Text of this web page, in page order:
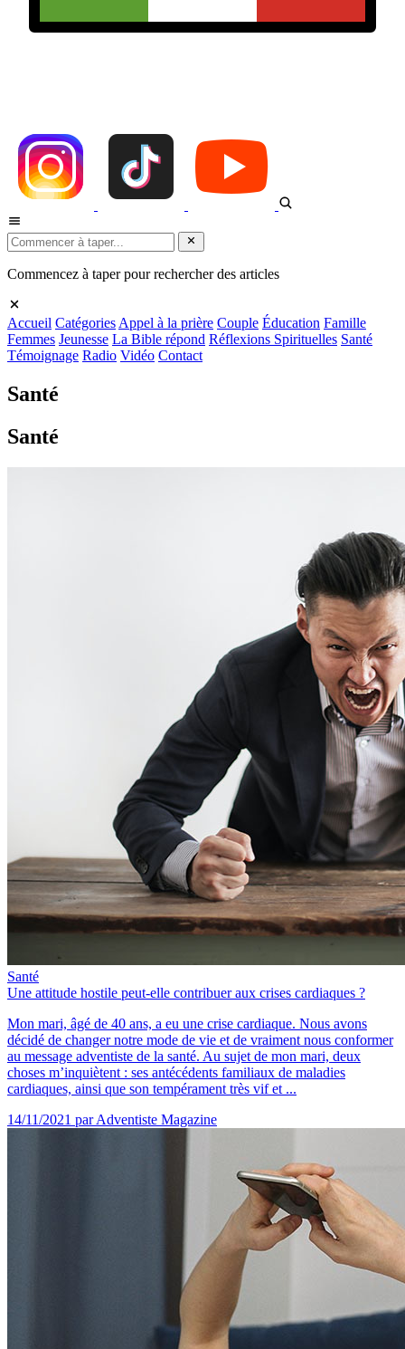
Commencez à taper pour rechercher des articles
Accueil Catégories Appel à la prière Couple Éducation Famille
Femmes Jeunesse La Bible répond Réflexions Spirituelles Santé
Témoignage Radio Vidéo Contact
Santé
Santé
Santé
Une attitude hostile peut-elle contribuer aux crises cardiaques ?
Mon mari, âgé de 40 ans, a eu une crise cardiaque. Nous avons
décidé de changer notre mode de vie et de vraiment nous conformer
au message adventiste de la santé. Au sujet de mon mari, deux
choses m’inquiètent : ses antécédents familiaux de maladies
cardiaques, ainsi que son tempérament très vif et ...
14/11/2021 par Adventiste Magazine